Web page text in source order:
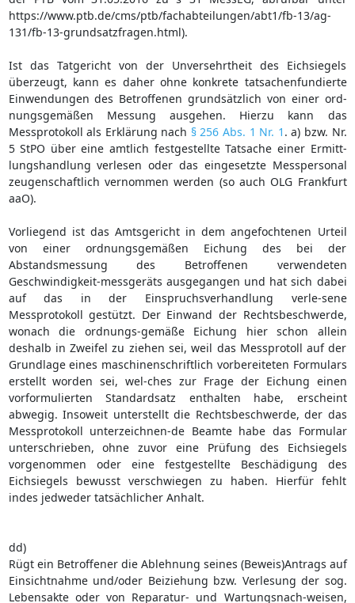
https://www.ptb.de/cms/ptb/fachabteilungen/abt1/fb-13/ag-
131/fb-13-grundsatzfragen.html).
Ist das Tatgericht von der Unversehrtheit des Eichsiegels
überzeugt, kann es daher ohne konkrete tatsachenfundierte
Einwendungen des Betroffenen grundsätzlich von einer ord-
nungsgemäßen Messung ausgehen. Hierzu kann das
Messprotokoll als Erklärung nach § 256 Abs. 1 Nr. 1 . a) bzw. Nr.
5 StPO über eine amtlich festgestellte Tatsache einer Ermitt-
lungshandlung verlesen oder das eingesetzte Messpersonal
zeugenschaftlich vernommen werden (so auch OLG Frankfurt
aaO).
Vorliegend ist das Amtsgericht in dem angefochtenen Urteil
von einer ordnungsgemäßen Eichung des bei der
Abstandsmessung des Betroffenen verwendeten
Geschwindigkeit-messgeräts ausgegangen und hat sich dabei
auf das in der Einspruchsverhandlung verle-sene
Messprotokoll gestützt. Der Einwand der Rechtsbeschwerde,
wonach die ordnungs-gemäße Eichung hier schon allein
deshalb in Zweifel zu ziehen sei, weil das Messprotoll auf der
Grundlage eines maschinenschriftlich vorbereiteten Formulars
erstellt worden sei, wel-ches zur Frage der Eichung einen
vorformulierten Standardsatz enthalten habe, erscheint
abwegig. Insoweit unterstellt die Rechtsbeschwerde, der das
Messprotokoll unterzeichnen-de Beamte habe das Formular
unterschrieben, ohne zuvor eine Prüfung des Eichsiegels
vorgenommen oder eine festgestellte Beschädigung des
Eichsiegels bewusst verschwiegen zu haben. Hierfür fehlt
indes jedweder tatsächlicher Anhalt.
dd)
Rügt ein Betroffener die Ablehnung seines (Beweis)Antrags auf
Einsichtnahme und/oder Beiziehung bzw. Verlesung der sog.
Lebensakte oder von Reparatur- und Wartungsnach-weisen,